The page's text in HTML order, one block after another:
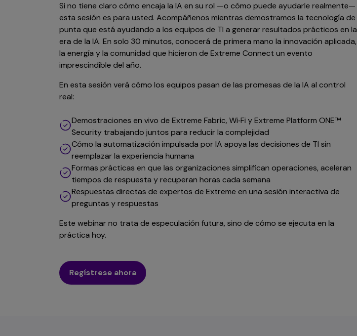
Si no tiene claro cómo encaja la IA en su rol —o cómo puede ayudarle realmente—
esta sesión es para usted. Acompáñenos mientras demostramos la tecnología de
punta que está ayudando a los equipos de TI a generar resultados prácticos en la
era de la IA. En solo 30 minutos, conocerá de primera mano la innovación aplicada,
la energía y la comunidad que hicieron de Extreme Connect un evento
imprescindible del año.
En esta sesión verá cómo los equipos pasan de las promesas de la IA al control
real:
Demostraciones en vivo de Extreme Fabric, Wi‑Fi y Extreme Platform ONE™
Security trabajando juntos para reducir la complejidad
Cómo la automatización impulsada por IA apoya las decisiones de TI sin
reemplazar la experiencia humana
Formas prácticas en que las organizaciones simplifican operaciones, aceleran
tiempos de respuesta y recuperan horas cada semana
Respuestas directas de expertos de Extreme en una sesión interactiva de
preguntas y respuestas
Este webinar no trata de especulación futura, sino de cómo se ejecuta en la
práctica hoy.
Regístrese ahora